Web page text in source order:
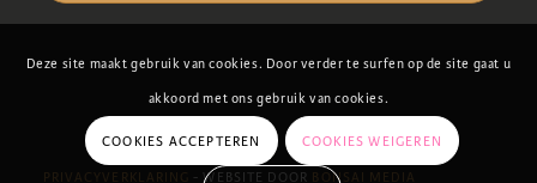
PRIVACYVERKLARING - WEBSITE DOOR BONSAI MEDIA
Deze site maakt gebruik van cookies. Door verder te surfen op de site gaat u
akkoord met ons gebruik van cookies.
COOKIES ACCEPTEREN COOKIES WEIGEREN